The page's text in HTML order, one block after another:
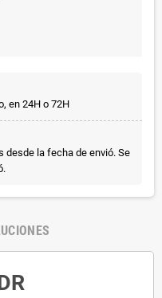
en 24H o 72H
desde la fecha de envió. Se